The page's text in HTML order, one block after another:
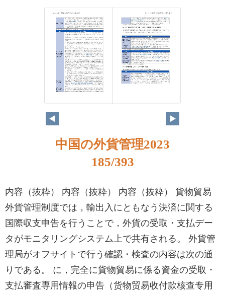
185
184
中国の外貨管理2023
185/393
内容（抜粋） 内容（抜粋） 内容（抜粋） 貨物貿易
外貨管理制度では，輸出入にともなう決済に関する
国際収支申告を行うことで，外貨の受取・支払デー
タがモニタリングシステム上で共有される。 外貨管
理局がオフサイトで行う確認・検査の内容は次の通
りである。 に，完全に貨物貿易に係る資金の受取・
支払審査専用情報の申告（货物贸易收付款核查专用